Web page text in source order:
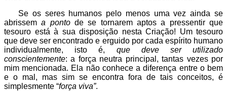
Se os seres humanos pelo menos uma vez ainda se
abrissema pontode se tornarem aptos a pressentir que
tesouro está à sua disposição nesta Criação! Um tesouro
que deve ser encontrado e erguido por cada espírito humano
individualmente, isto é, que deve ser utilizado
conscientemente: a força neutra principal, tantas vezes por
mim mencionada. Ela não conhece a diferença entre o bem
e o mal, mas sim se encontra fora de tais conceitos, é
simplesmente “força viva”.